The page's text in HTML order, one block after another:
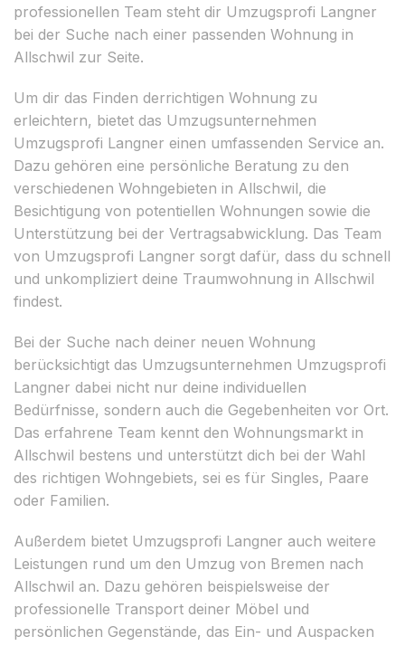
professionellen Team steht dir Umzugsprofi Langner
bei der Suche nach einer passenden Wohnung in
Allschwil zur Seite.
Um dir das Finden derrichtigen Wohnung zu
erleichtern, bietet das Umzugsunternehmen
Umzugsprofi Langner einen umfassenden Service an.
Dazu gehören eine persönliche Beratung zu den
verschiedenen Wohngebieten in Allschwil, die
Besichtigung von potentiellen Wohnungen sowie die
Unterstützung bei der Vertragsabwicklung. Das Team
von Umzugsprofi Langner sorgt dafür, dass du schnell
und unkompliziert deine Traumwohnung in Allschwil
findest.
Bei der Suche nach deiner neuen Wohnung
berücksichtigt das Umzugsunternehmen Umzugsprofi
Langner dabei nicht nur deine individuellen
Bedürfnisse, sondern auch die Gegebenheiten vor Ort.
Das erfahrene Team kennt den Wohnungsmarkt in
Allschwil bestens und unterstützt dich bei der Wahl
des richtigen Wohngebiets, sei es für Singles, Paare
oder Familien.
Außerdem bietet Umzugsprofi Langner auch weitere
Leistungen rund um den Umzug von Bremen nach
Allschwil an. Dazu gehören beispielsweise der
professionelle Transport deiner Möbel und
persönlichen Gegenstände, das Ein- und Auspacken